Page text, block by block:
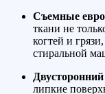
Съемные
ткани не
когтей и
стиральной
липкие